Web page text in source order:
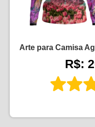
Arte para Camisa
R$: